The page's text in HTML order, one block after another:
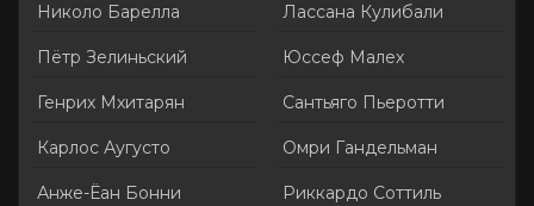
Николо Барелла
Пётр Зелиньский
Генрих Мхитарян
Карлос Аугусто
Анже-Ёан Бонни
Лассана Кулибали
Юссеф Малех
Сантьяго Пьеротти
Омри Гандельман
Риккардо Соттиль